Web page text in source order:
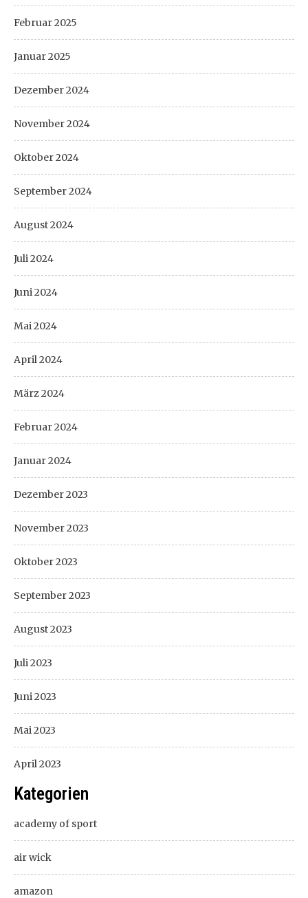
Februar 2025
Januar 2025
Dezember 2024
November 2024
Oktober 2024
September 2024
August 2024
Juli 2024
Juni 2024
Mai 2024
April 2024
März 2024
Februar 2024
Januar 2024
Dezember 2023
November 2023
Oktober 2023
September 2023
August 2023
Juli 2023
Juni 2023
Mai 2023
April 2023
Kategorien
academy of sport
air wick
amazon